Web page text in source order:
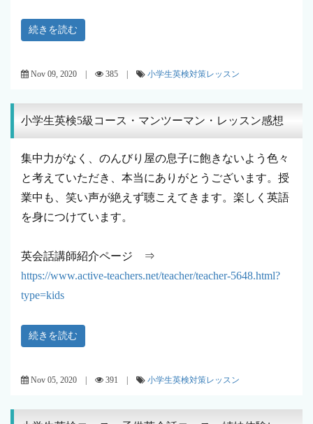
続きを読む
Nov 09, 2020 | 385 | 小学生英検対策レッスン
小学生英検5級コース・マンツーマン・レッスン感想
集中力がなく、のんびり屋の息子に飽きないよう色々
と考えていただき、本当にありがとうございます。授
業中も、笑い声が絶えず聴こえてきます。楽しく英語
を身につけています。
英会話講師紹介ページ ⇒
https://www.active-teachers.net/teacher/teacher-5648.html?
type=kids
続きを読む
Nov 05, 2020 | 391 | 小学生英検対策レッスン